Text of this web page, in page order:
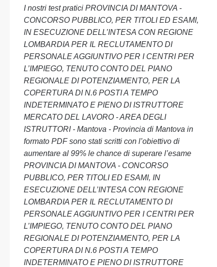
I nostri test pratici PROVINCIA DI MANTOVA -
CONCORSO PUBBLICO, PER TITOLI ED ESAMI,
IN ESECUZIONE DELL’INTESA CON REGIONE
LOMBARDIA PER IL RECLUTAMENTO DI
PERSONALE AGGIUNTIVO PER I CENTRI PER
L’IMPIEGO, TENUTO CONTO DEL PIANO
REGIONALE DI POTENZIAMENTO, PER LA
COPERTURA DI N.6 POSTI A TEMPO
INDETERMINATO E PIENO DI ISTRUTTORE
MERCATO DEL LAVORO - AREA DEGLI
ISTRUTTORI - Mantova - Provincia di Mantova in
formato PDF sono stati scritti con l’obiettivo di
aumentare al 99% le chance di superare l’esame
PROVINCIA DI MANTOVA - CONCORSO
PUBBLICO, PER TITOLI ED ESAMI, IN
ESECUZIONE DELL’INTESA CON REGIONE
LOMBARDIA PER IL RECLUTAMENTO DI
PERSONALE AGGIUNTIVO PER I CENTRI PER
L’IMPIEGO, TENUTO CONTO DEL PIANO
REGIONALE DI POTENZIAMENTO, PER LA
COPERTURA DI N.6 POSTI A TEMPO
INDETERMINATO E PIENO DI ISTRUTTORE